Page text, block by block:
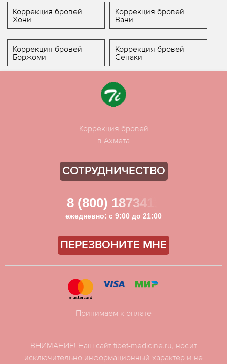
Коррекция бровей
Хони
Коррекция бровей
Вани
Коррекция бровей
Боржоми
Коррекция бровей
Сенаки
Коррекция бровей
в Ахмета
СОТРУДНИЧЕСТВО
8 (800) 1873411
ежедневно: с 9:00 до 21:00
ПЕРЕЗВОНИТЕ МНЕ
ВНИМАНИЕ! Наш сайт tibet-medicine.ru, носит
исключительно информационный характер и не
Принимаем к оплате